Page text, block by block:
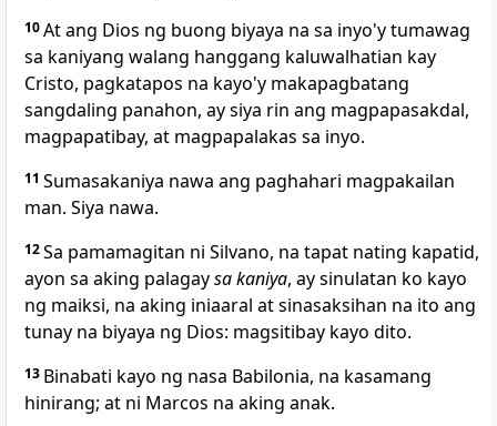
10At ang Dios ng buong biyaya na sa inyo'y tumawag
sa kaniyang walang hanggang kaluwalhatian kay
Cristo, pagkatapos na kayo'y makapagbatang
sangdaling panahon, ay siya rin ang magpapasakdal,
magpapatibay, at magpapalakas sa inyo.
11 Sumasakaniya nawa ang paghahari magpakailan
man. Siya nawa.
12Sa pamamagitan ni Silvano, na tapat nating kapatid,
ayon sa aking palagaysa kaniya, ay sinulatan ko kayo
ng maiksi, na aking iniaaral at sinasaksihan na ito ang
tunay na biyaya ng Dios: magsitibay kayo dito.
13 Binabati kayo ng nasa Babilonia, na kasamang
hinirang; at ni Marcos na aking anak.